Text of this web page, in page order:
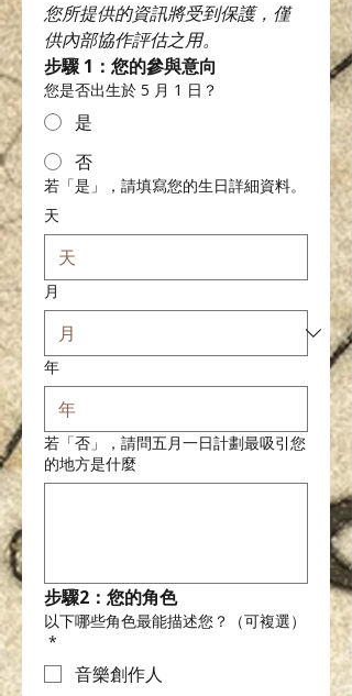
您所提供的資訊將受到保護，僅
供內部協作評估之用。
步驟 1：您的參與意向
您是否出生於 5 月 1 日？
是
否
若「是」，請填寫您的生日詳細資料。
天
月
年
若「否」，請問五月一日計劃最吸引您
的地方是什麼
步驟2：您的角色
以下哪些角色最能描述您？（可複選）
*
音樂創作人